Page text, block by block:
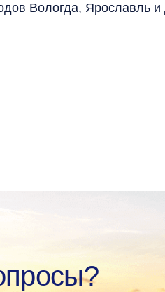
Вологда, Ярославль и